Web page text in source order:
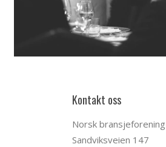
Kontakt oss
Norsk
Sandviksveien 147